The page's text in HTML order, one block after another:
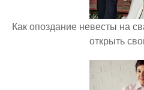
Как опоздание невесты на
открыть